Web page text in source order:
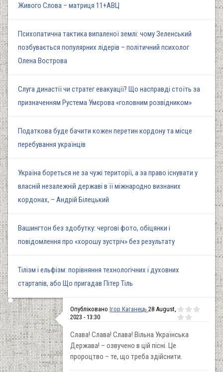
Живого Слова – матриця 11+АВЦ
Психопатична тактика випаленої землі: чому Зеленський
позбувається популярних лідерів – політичний психолог
Олена Вострова
Слуга династії чи стратег евакуації? Що насправді стоїть за
призначенням Рустема Умєрова «головним розвідником»
Податкова буде бачити кожен перетин кордону та місце
перебування українців
Україна бореться не за чужі території, а за право існувати у
власній незалежній державі в її міжнародно визнаних
кордонах, – Андрій Білецький
Вашингтон без здобутку: чергові фото, обіцянки і
повідомлення про «хорошу зустріч» без результату
Тілізм і ельфізм: порівняння технологічних і духовних
стартапів, або Що пригадав Пітер Тіль
Опубліковано Ігор Каганець 28 August,
2023 - 13:30
Слава! Слава! Слава! Вільна Українська
Держава! – озвучено в цій пісні. Це
пророцтво – те, що треба здійснити.